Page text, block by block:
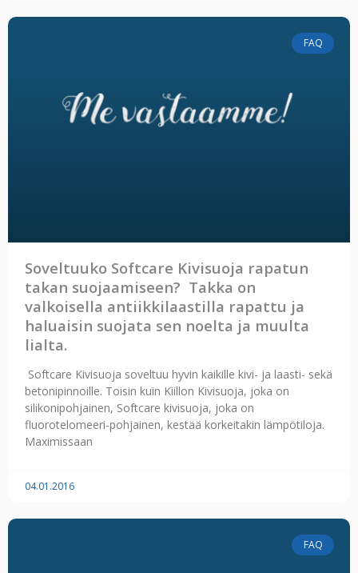
FAQ
Soveltuuko Softcare Kivisuoja rapatun
takan suojaamiseen? Takka on
valkoisella antiikkilaastilla rapattu ja
haluaisin suojata sen noelta ja muulta
lialta.
Softcare Kivisuoja soveltuu hyvin kaikille kivi- ja laasti- sekä
betonipinnoille. Toisin kuin Kiillon Kivisuoja, joka on
silikonipohjainen, Softcare kivisuoja, joka on
fluorotelomeeri-pohjainen, kestää korkeitakin lämpötiloja.
Maximissaan
04.01.2016
FAQ